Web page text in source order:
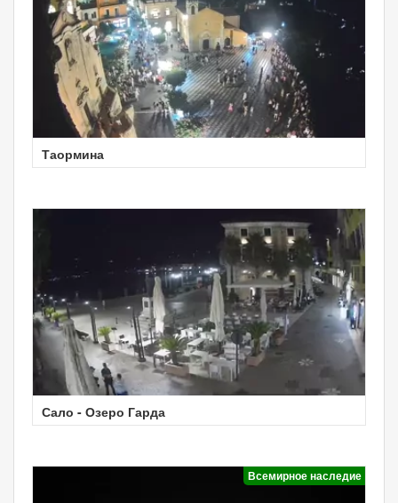
Таормина
Сало - Озеро Гарда
Всемирное наследие